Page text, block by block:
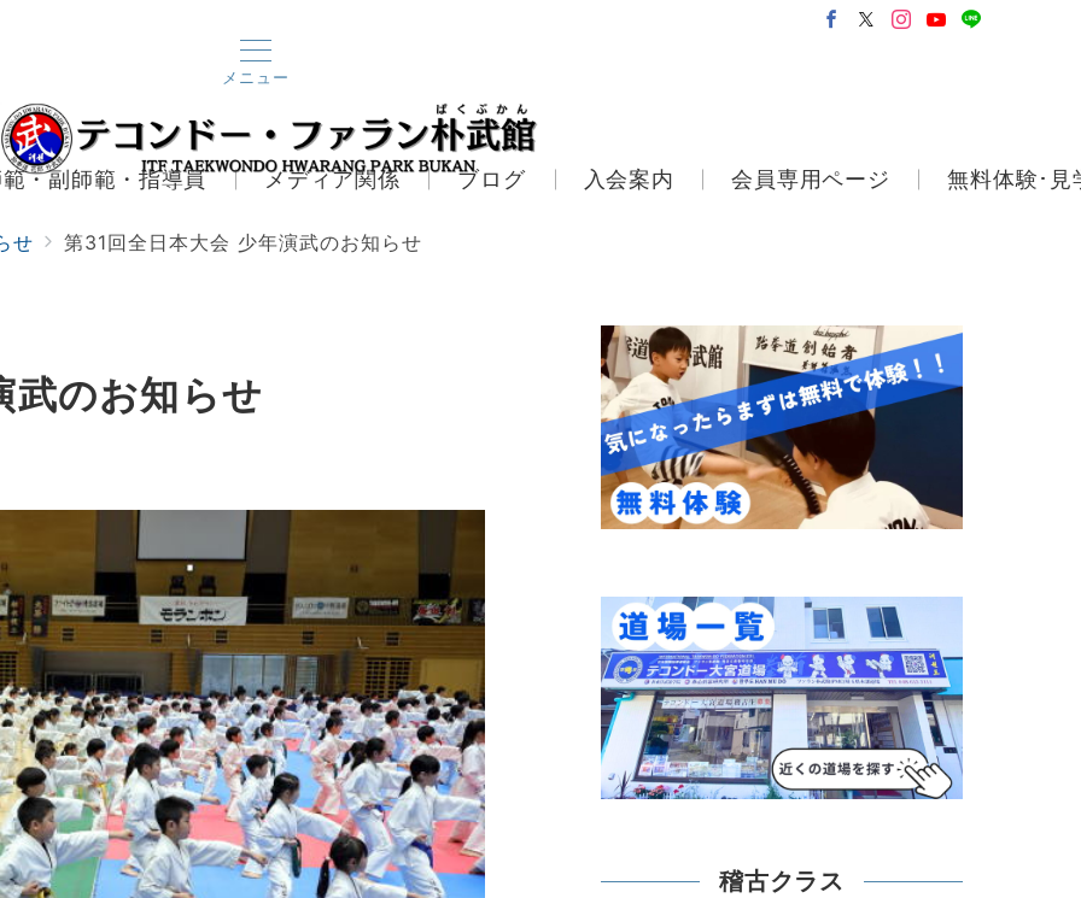
メニュー
・副師範・指導員 メディア関係 ブログ 入会案内 会員専用ページ 無料体験･見
せ 第31回全日本大会 少年演武のお知らせ
武のお知らせ
稽古クラス